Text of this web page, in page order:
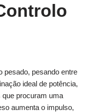
pesado, pesando entre
ideal de potência,
que procuram uma
aumenta o impulso,